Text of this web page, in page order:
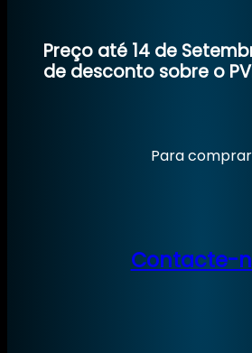
Preço até 14 de
de desconto sobre o
Para
Contacte-